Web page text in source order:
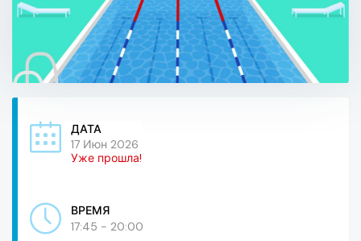
ДАТА
17 Июн 2026
Уже прошла!
ВРЕМЯ
17:45 - 20:00